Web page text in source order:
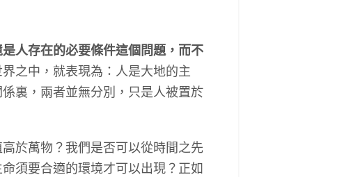
人存在的必要條件這個問題，而不
之中，就表現為：人是大地的主
裏，兩者並無分別，只是人被置於
於萬物？我們是否可以從時間之先
須要合適的環境才可以出現？正如